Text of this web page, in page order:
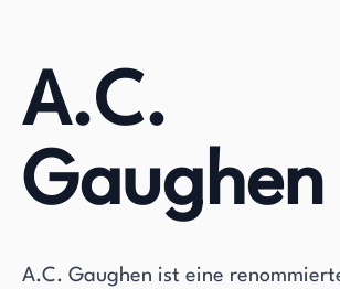
A.C.
Gaughen
A.C. Gaughen ist eine